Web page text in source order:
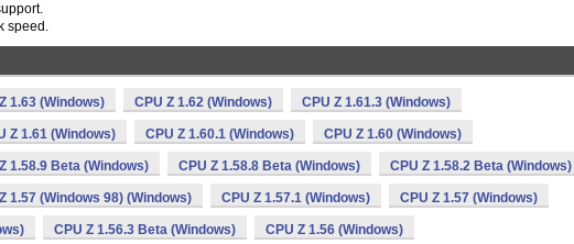
speed.
1.63 (Windows) CPU Z 1.62 (Windows) CPU Z 1.61.3 (Windows)
Z 1.61 (Windows) CPU Z 1.60.1 (Windows) CPU Z 1.60 (Windows)
1.58.9 Beta (Windows) CPU Z 1.58.8 Beta (Windows) CPU Z 1.58.2 Beta (Windows)
1.57 (Windows 98) (Windows) CPU Z 1.57.1 (Windows) CPU Z 1.57 (Windows)
CPU Z 1.56.3 Beta (Windows) CPU Z 1.56 (Windows)